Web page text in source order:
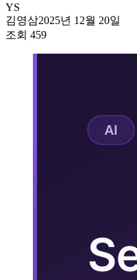
YS
김영삼2025년 12월 20일
조회 459